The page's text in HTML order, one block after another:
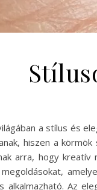
a stílus és
hiszen a körmök
arra, hogy kreatív
alkalmazható. Az